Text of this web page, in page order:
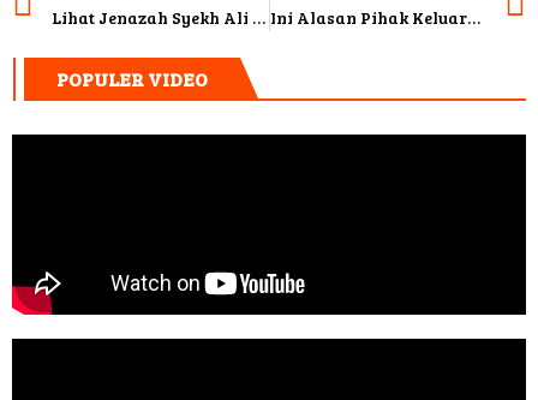
Lihat Jenazah Syekh Ali Jaber Tersenyum, Ustad Yusuf Mansyur: Sampai Kelihatan Giginya Ini Alasan Pihak Keluarga Makamkan Syekh Ali Jaber di Daarul Quran
POPULER VIDEO